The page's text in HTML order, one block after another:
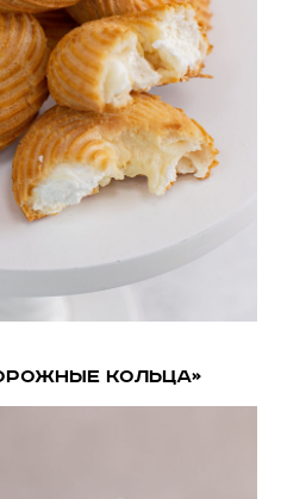
кольца»